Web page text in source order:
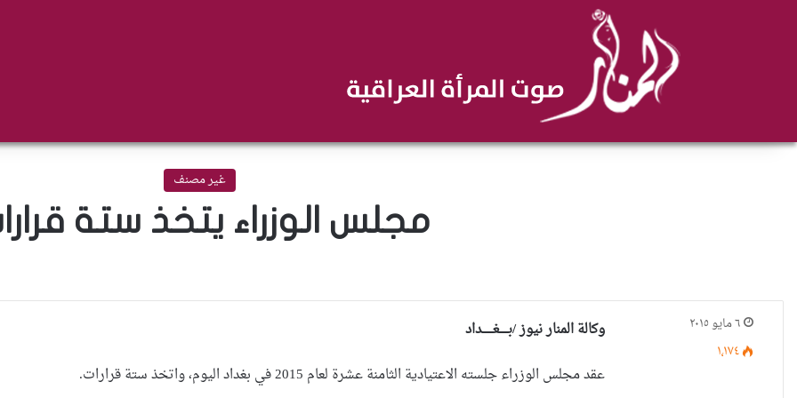
غير مصنف
مجلس الوزراء يتخذ ستة
وكالة المنار نيوز /بـــــغــــــداد
عقد مجلس الوزراء جلسته الاعتيادية الثامنة عشرة لعام 2015 في بغداد اليوم، واتخذ ستة قرارات.
٦ مايو ٢٠١٥
١٬١٧٤